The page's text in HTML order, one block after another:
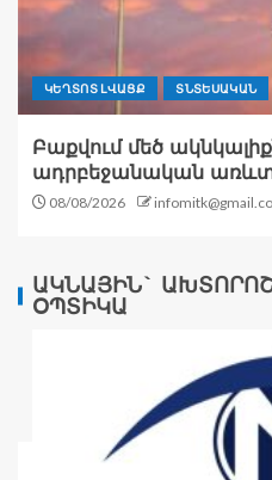
ԿԵՂՏՈՏ ԼՎԱՑՔ ՏՆՏԵՍԱԿԱՆ
Բաքվում մեծ
ադրբեջանական
08/08/2026
ԱԿՆԱՅԻՆ`
ՕՊՏԻԿԱ